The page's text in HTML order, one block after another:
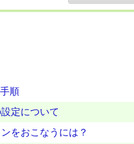
順
定について
をおこなうには？